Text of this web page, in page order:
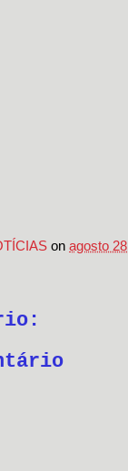
on agosto